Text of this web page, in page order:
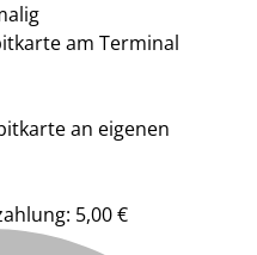
am Terminal
an eigenen
5,00 €